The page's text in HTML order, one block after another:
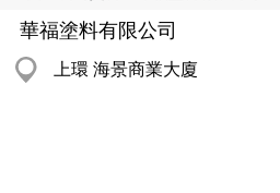
華福塗料有限公司
上環 海景商業大廈